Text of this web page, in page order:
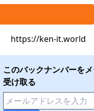
https://ken-it.world
このバックナンバーを
受け取る